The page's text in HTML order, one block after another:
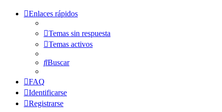
Enlaces rápidos
Temas sin respuesta
Temas activos
Buscar
FAQ
Identificarse
Registrarse